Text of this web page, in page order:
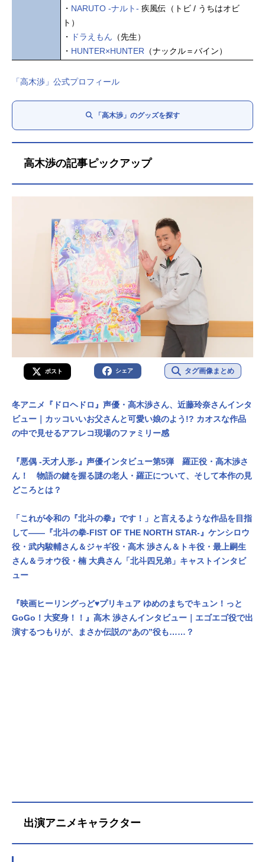
・ NARUTO -ナルト- 疾風伝（トビ / うちはオビ
ト）
・
ドラえもん （先生）
・ HUNTER×HUNTER （ナックル＝バイン）
「高木渉」公式プロフィール
「高木渉」のグッズを探す
高木渉の記事ピックアップ
ポスト シェア タグ画像まとめ
冬アニメ『ドロヘドロ』声優・高木渉さん、近藤玲奈さんインタ
ビュー｜カッコいいお父さんと可愛い娘のよう!? カオスな作品
の中で見せるアフレコ現場のファミリー感
『悪偶 -天才人形-』声優インタビュー第5弾 羅正役・高木渉さ
ん！ 物語の鍵を握る謎の老人・羅正について、そして本作の見
どころとは？
「これが令和の『北斗の拳』です！」と言えるような作品を目指
して――『北斗の拳-FIST OF THE NORTH STAR-』ケンシロウ
役・武内駿輔さん＆ジャギ役・高木 渉さん＆トキ役・最上嗣生
さん＆ラオウ役・楠 大典さん「北斗四兄弟」キャストインタビ
ュー
『映画ヒーリングっど♥プリキュア ゆめのまちでキュン！っと
GoGo！大変身！！』高木 渉さんインタビュー｜エゴエゴ役で出
演するつもりが、まさか伝説の“あの”役も……？
出演アニメキャラクター